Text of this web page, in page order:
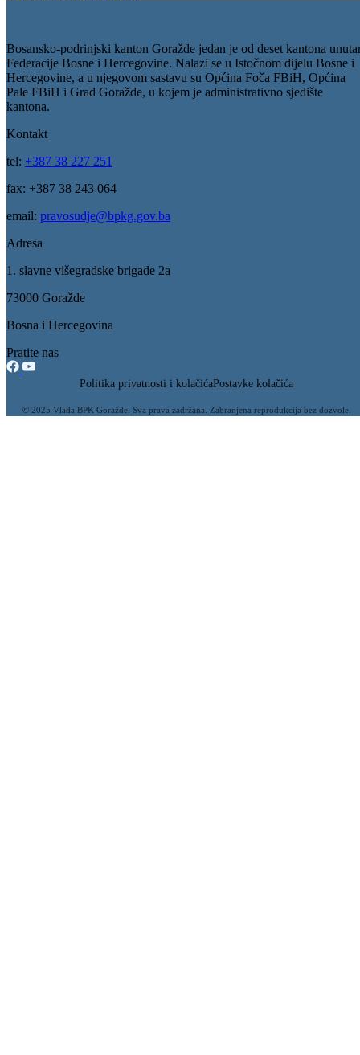
Bosansko-podrinjski kanton Goražde jedan je od deset kantona
Federacije Bosne i Hercegovine. Nalazi se u Istočnom dijelu Bosne i
Hercegovine, a u njegovom sastavu su Općina Foča FBiH, Općina
Pale FBiH i Grad Goražde, u kojem je administrativno sjedište
kantona.
Kontakt
tel: +387 38 227 251
fax: +387 38 243 064
email: pravosudje@bpkg.gov.ba
Adresa
1. slavne višegradske brigade 2a
73000 Goražde
Bosna i Hercegovina
Pratite nas
Politika privatnosti i kolačićaPostavke kolačića
© 2025 Vlada BPK Goražde. Sva prava zadržana. Zabranjena reprodukcija bez dozvole.